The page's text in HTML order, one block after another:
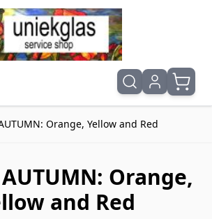
Orange, Yellow and Red
Orange,
and Red